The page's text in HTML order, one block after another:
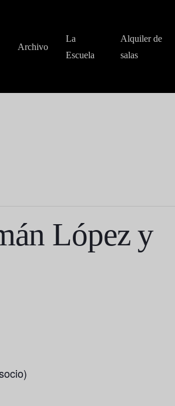
Archivo
La
Escuela
Alquiler de
salas
López y